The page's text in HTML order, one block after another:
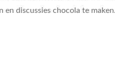
en discussies chocola te